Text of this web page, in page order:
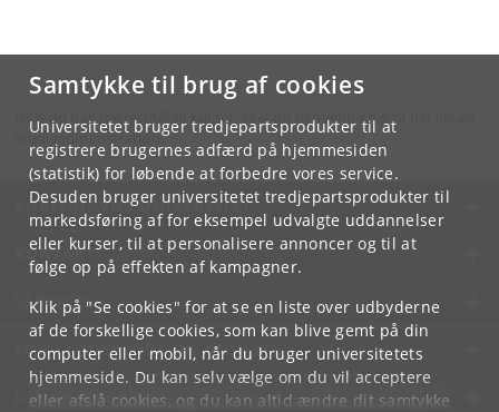
Samtykke til brug af cookies
Universitetet bruger tredjepartsprodukter til at
registrere brugernes adfærd på hjemmesiden
(statistik) for løbende at forbedre vores service.
Desuden bruger universitetet tredjepartsprodukter til
markedsføring af for eksempel udvalgte uddannelser
eller kurser, til at personalisere annoncer og til at
følge op på effekten af kampagner.
Klik på "Se cookies" for at se en liste over udbyderne
af de forskellige cookies, som kan blive gemt på din
computer eller mobil, når du bruger universitetets
hjemmeside. Du kan selv vælge om du vil acceptere
eller afslå cookies, og du kan altid ændre dit samtykke
Hvis du har spørgsmål til kurset, skal du henvende dig til din lokale
studieadministration.
KØBENHAVNS UNIVERSITET
KONTAKT
SERVICES
FOR STUDERENDE OG ANSATTE
JOB OG KARRIERE